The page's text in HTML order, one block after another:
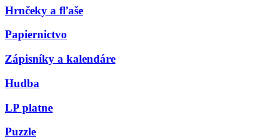
Hrnčeky a fľaše
Papiernictvo
Zápisníky a kalendáre
Hudba
LP platne
Puzzle